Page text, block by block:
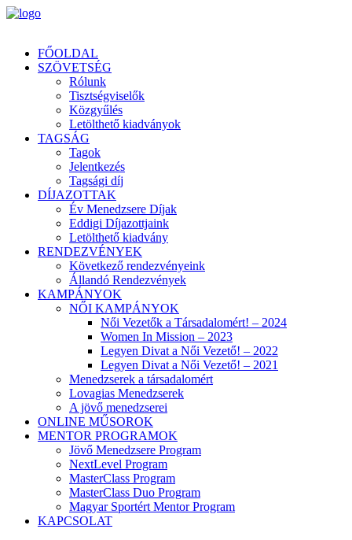
FŐOLDAL
SZÖVETSÉG
Rólunk
Tisztségviselők
Közgyűlés
Letölthető kiadványok
TAGSÁG
Tagok
Jelentkezés
Tagsági díj
DÍJAZOTTAK
Év Menedzsere Díjak
Eddigi Díjazottjaink
Letölthető kiadvány
RENDEZVÉNYEK
Következő rendezvényeink
Állandó Rendezvények
KAMPÁNYOK
NŐI KAMPÁNYOK
Női Vezetők a Társadalomért! – 2024
Women In Mission – 2023
Legyen Divat a Női Vezető! – 2022
Legyen Divat a Női Vezető! – 2021
Menedzserek a társadalomért
Lovagias Menedzserek
A jövő menedzserei
ONLINE MŰSOROK
MENTOR PROGRAMOK
Jövő Menedzsere Program
NextLevel Program
MasterClass Program
MasterClass Duo Program
Magyar Sportért Mentor Program
KAPCSOLAT